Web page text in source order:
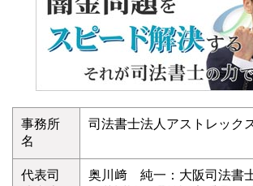
事務所
名
司法書士法人アストレック
代表司
奥川﨑 純一：大阪司法書